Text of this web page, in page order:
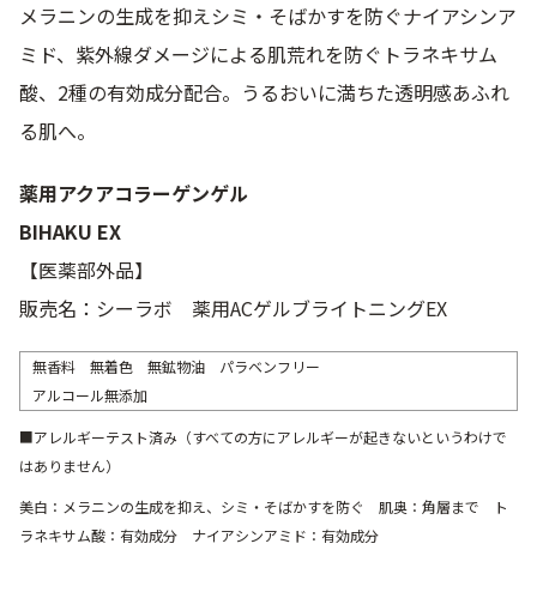
メラニンの生成を抑えシミ・そばかすを防ぐナイアシンア
ミド、紫外線ダメージによる肌荒れを防ぐトラネキサム
酸、2種の有効成分配合。うるおいに満ちた透明感あふれ
る肌へ。
薬用アクアコラーゲンゲル
BIHAKU EX
【医薬部外品】
販売名：シーラボ 薬用ACゲルブライトニングEX
無香料 無着色 無鉱物油 パラベンフリー
アルコール無添加
■アレルギーテスト済み（すべての方にアレルギーが起きないというわけで
はありません）
美白：メラニンの生成を抑え、シミ・そばかすを防ぐ 肌奥：角層まで ト
ラネキサム酸：有効成分 ナイアシンアミド：有効成分